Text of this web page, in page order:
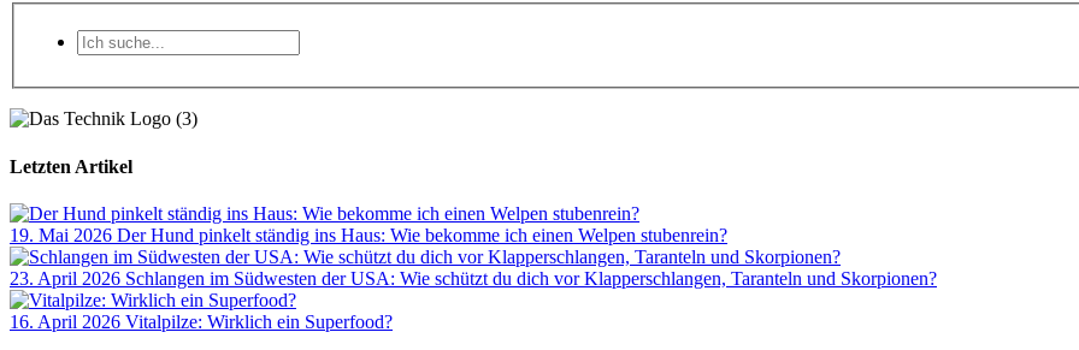
Letzten Artikel
19. Mai 2026 Der Hund pinkelt ständig ins Haus: Wie bekomme ich einen Welpen stubenrein?
23. April 2026 Schlangen im Südwesten der USA: Wie schützt du dich vor Klapperschlangen, Taranteln und Skorpionen?
16. April 2026 Vitalpilze: Wirklich ein Superfood?